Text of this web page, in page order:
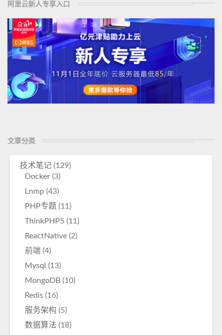
阿里云新人专享入口
文章分类
技术笔记 (129)
Docker (3)
Lnmp (43)
PHP专题 (11)
ThinkPHP5 (11)
ReactNative (2)
前端 (4)
Mysql (13)
MongoDB (10)
Redis (16)
服务架构 (5)
数据算法 (18)